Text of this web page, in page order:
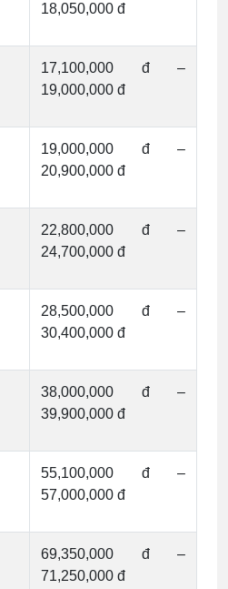
18,050,000 đ
17,100,000 đ –
19,000,000 đ
19,000,000 đ –
20,900,000 đ
22,800,000 đ –
24,700,000 đ
28,500,000 đ –
30,400,000 đ
38,000,000 đ –
39,900,000 đ
55,100,000 đ –
57,000,000 đ
69,350,000 đ –
71,250,000 đ